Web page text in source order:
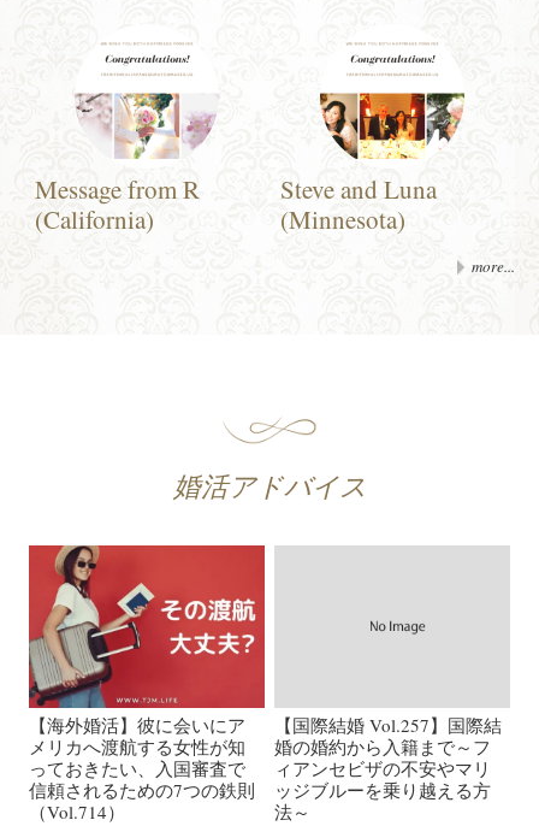
Message from R
(California)
Steve and Luna
(Minnesota)
more...
婚活アドバイス
【海外婚活】彼に会いにア
メリカへ渡航する女性が知
っておきたい、入国審査で
信頼されるための7つの鉄則
（Vol.714）
【国際結婚 Vol.257】国際結
婚の婚約から入籍まで～フ
ィアンセビザの不安やマリ
ッジブルーを乗り越える方
法～